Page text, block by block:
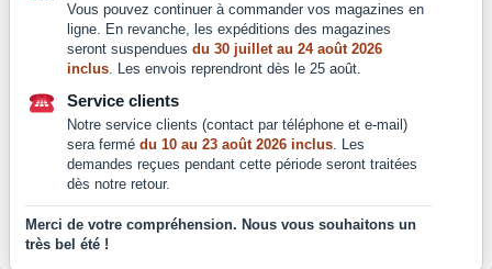
Pour offrir les meilleures expériences, nous utilisons des technologies
telles que les cookies pour stocker et/ou accéder aux informations des
appareils. Le fait de consentir à ces technologies nous permettra de
traiter des données telles que le comportement de navigation ou les ID
uniques sur ce site. Le fait de ne pas consentir ou de retirer son
consentement peut avoir un effet négatif sur certaines caractéristiques
et fonctions.
Accepter
Mentions légales
Conditions générales de
vente et d'utilisation
confidentialité
Vous pouvez continuer à commander vos magazines en
ligne. En revanche, les expéditions des magazines
seront suspendues du 30 juillet au 24 août 2026
inclus. Les envois reprendront dès le 25 août.
Service clients
Notre service clients (contact par téléphone et e-mail)
sera fermé du 10 au 23 août 2026 inclus. Les
demandes reçues pendant cette période seront traitées
dès notre retour.
Merci de votre compréhension. Nous vous souhaitons un
très bel été !